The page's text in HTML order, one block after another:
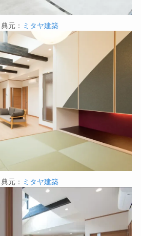
元： ミタヤ建築
元： ミタヤ建築